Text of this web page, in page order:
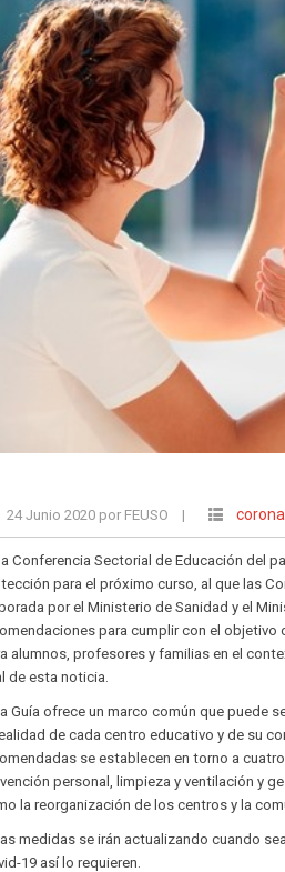
24 Junio 2020 por FEUSO |
Conferencia Sectorial de Educación del
para el próximo curso, al que las
por el Ministerio de Sanidad y el
para cumplir con el objetivo
alumnos, profesores y familias en el
de esta noticia.
Guía ofrece un marco común que puede
de cada centro educativo y de su
se establecen en torno a
personal, limpieza y ventilación y
la reorganización de los centros y la
medidas se irán actualizando cuando
19 así lo requieren.